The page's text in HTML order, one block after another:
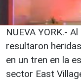
NUEVA YORK.-
resultaron
en un tren en la
sector East